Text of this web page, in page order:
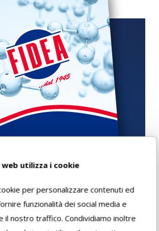
utilizza i cookie
per personalizzare contenuti ed
funzionalità dei social media e
il nostro traffico. Condividiamo inoltre